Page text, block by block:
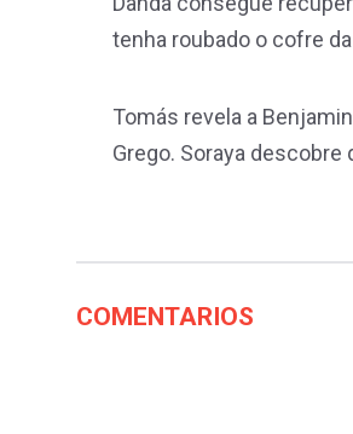
tenha roubado o cofre
Tomás revela a
Grego. Soraya descobre
COMENTARIOS